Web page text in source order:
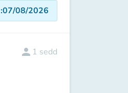
:07/08/2026
person 1 sedd